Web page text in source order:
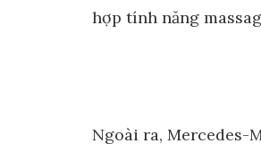
hợp tính năng
Ngoài ra, Mercedes-